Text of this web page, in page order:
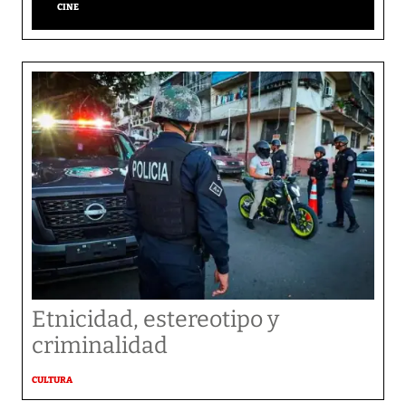
CINE
Etnicidad, estereotipo y
criminalidad
CULTURA